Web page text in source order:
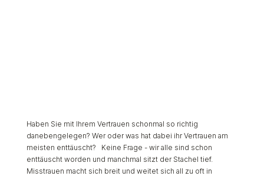
Haben Sie mit Ihrem Vertrauen schonmal so richtig
danebengelegen? Wer oder was hat dabei ihr Vertrauen am
meisten enttäuscht? Keine Frage - wir alle sind schon
enttäuscht worden und manchmal sitzt der Stachel tief.
Misstrauen macht sich breit und weitet sich all zu oft in